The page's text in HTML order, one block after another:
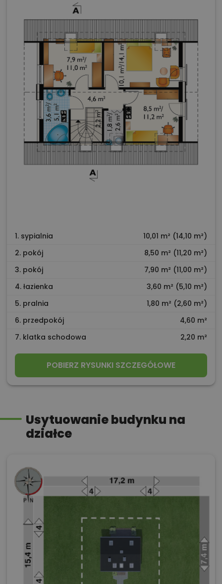
1. sypialnia
10,01 m² (14,10 m²)
2. pokój
8,50 m² (11,20 m²)
3. pokój
7,90 m² (11,00 m²)
4. łazienka
3,60 m² (5,10 m²)
5. pralnia
1,80 m² (2,60 m²)
6. przedpokój
4,60 m²
7. klatka schodowa
2,20 m²
POBIERZ RYSUNKI SZCZEGÓŁOWE
Usytuowanie budynku na
działce